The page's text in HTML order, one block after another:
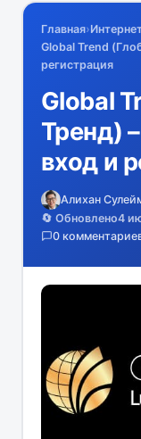
Главная›
Global Trend
регистрация
Global
Тренд)
вход и
Алихан
🔄 Обновлено4
0